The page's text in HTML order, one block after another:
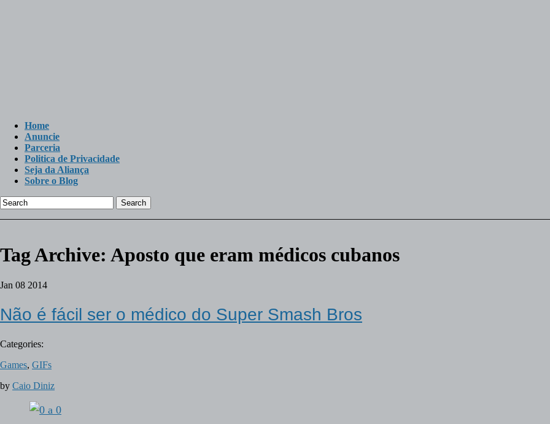
Home
Anuncie
Parceria
Politica de Privacidade
Seja da Aliança
Sobre o Blog
Search
Tag Archive: Aposto que eram médicos cubanos
Jan 08 2014
Não é fácil ser o médico do Super Smash Bros
Categories:
Games, GIFs
by Caio Diniz